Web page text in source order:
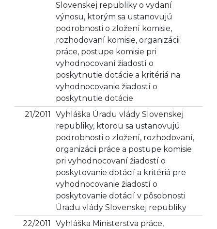
Slovenskej republiky o vydaní
výnosu, ktorým sa ustanovujú
podrobnosti o zložení komisie,
rozhodovaní komisie, organizácii
práce, postupe komisie pri
vyhodnocovaní žiadostí o
poskytnutie dotácie a kritériá na
vyhodnocovanie žiadostí o
poskytnutie dotácie
21/2011
Vyhláška Úradu vlády Slovenskej
republiky, ktorou sa ustanovujú
podrobnosti o zložení, rozhodovaní,
organizácii práce a postupe komisie
pri vyhodnocovaní žiadostí o
poskytovanie dotácií a kritériá pre
vyhodnocovanie žiadostí o
poskytovanie dotácií v pôsobnosti
Úradu vlády Slovenskej republiky
22/2011
Vyhláška Ministerstva práce,